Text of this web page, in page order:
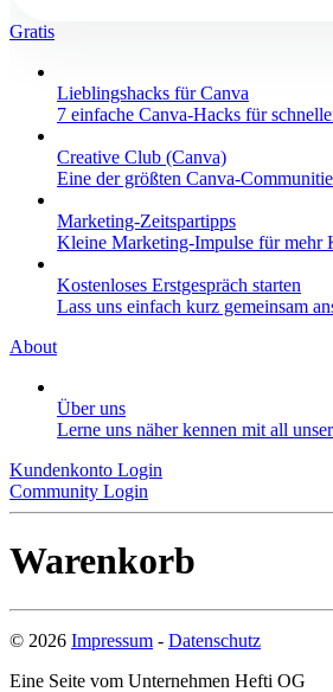
Gratis
Lieblingshacks für Canva
7 einfache Canva-Hacks für
Creative Club (Canva)
Eine der größten Canva-
Marketing-Zeitspartipps
Kleine Marketing-Impulse für
Kostenloses Erstgespräch starten
Lass uns einfach kurz gemeinsam
About
Über uns
Lerne uns näher kennen mit all
Kundenkonto Login
Community Login
Warenkorb
© 2026 Impressum - Datenschutz
Eine Seite vom Unternehmen Hefti OG